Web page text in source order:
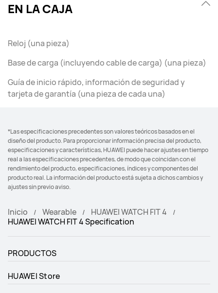
EN LA CAJA
Reloj (una pieza)
Base de carga (incluyendo cable de carga) (una pieza)
Guía de inicio rápido, información de seguridad y
tarjeta de garantía (una pieza de cada una)
*Las especificaciones precedentes son valores teóricos basados en el
diseño del producto. Para proporcionar información precisa del producto,
especificaciones y características, HUAWEI puede hacer ajustes en tiempo
real a las especificaciones precedentes, de modo que coincidan con el
rendimiento del producto, especificaciones, índices y componentes del
producto real. La información del producto está sujeta a dichos cambios y
ajustes sin previo aviso.
Inicio Wearable
HUAWEI WATCH FIT 4
HUAWEI WATCH FIT 4 Specification
PRODUCTOS
HUAWEI Store